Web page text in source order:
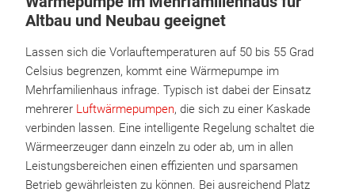
Altbau und Neubau geeignet
Lassen sich die Vorlauftemperaturen auf 50 bis 55 Grad
Celsius begrenzen, kommt eine Wärmepumpe im
Mehrfamilienhaus infrage. Typisch ist dabei der Einsatz
mehrerer Luftwärmepumpen, die sich zu einer Kaskade
verbinden lassen. Eine intelligente Regelung schaltet die
Wärmeerzeuger dann einzeln zu oder ab, um in allen
Leistungsbereichen einen effizienten und sparsamen
Betrieb gewährleisten zu können. Bei ausreichend Platz